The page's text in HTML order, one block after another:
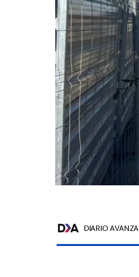
DIARIO AVANZA